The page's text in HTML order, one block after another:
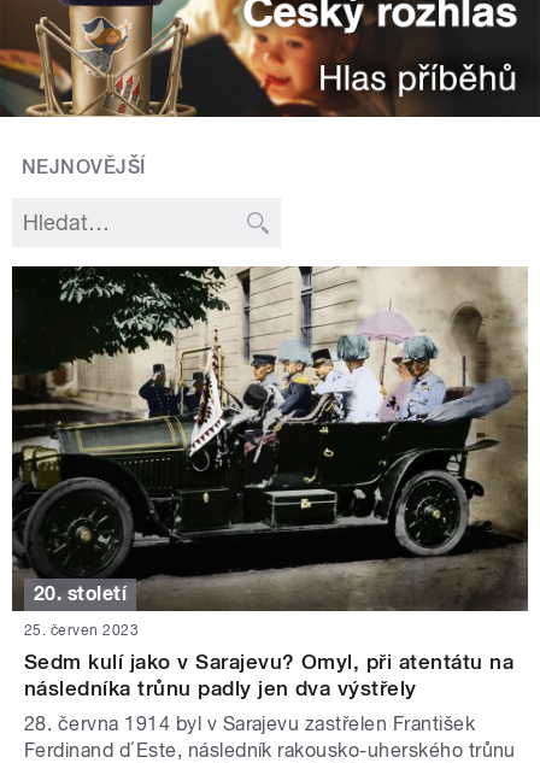
NEJNOVĚJŠÍ
20. století
25. červen 2023
Sedm kulí jako v Sarajevu? Omyl, při atentátu na
následníka trůnu padly jen dva výstřely
28. června 1914 byl v Sarajevu zastřelen František
Ferdinand d´Este, následník rakousko-uherského trůnu